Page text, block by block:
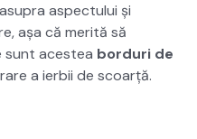
aspec­tu­lui și
așa că mer­ită să
sunt aces­tea bor­duri de
a ier­bii de scoarță.